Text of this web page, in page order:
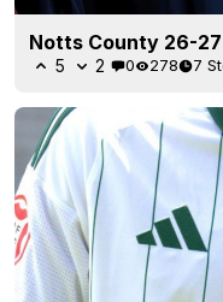
Notts County 26-
5 2 0 278 7